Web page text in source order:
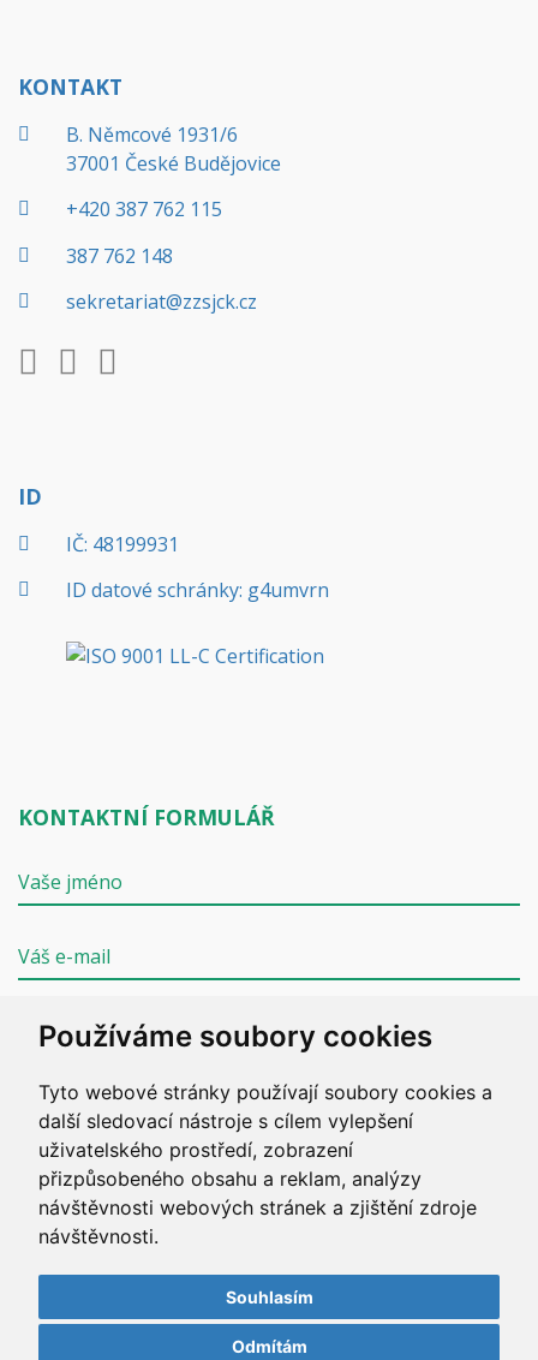
Používáme soubory cookies
Tyto webové stránky používají soubory cookies a
další sledovací nástroje s cílem vylepšení
uživatelského prostředí, zobrazení
přizpůsobeného obsahu a reklam, analýzy
návštěvnosti webových stránek a zjištění zdroje
návštěvnosti.
Souhlasím
Odmítám
KONTAKT
B. Němcové 1931/6
37001 České Budějovice
+420 387 762 115
387 762 148
sekretariat@zzsjck.cz
ID
IČ: 48199931
ID datové schránky: g4umvrn
KONTAKTNÍ FORMULÁŘ
ODESLAT
Copyright © 2020 ZZS JČK. Všechna práva vyhrazena.
VyrobilSimopt, s.r.o./weby-tabor.cz
Přístupnost stránek